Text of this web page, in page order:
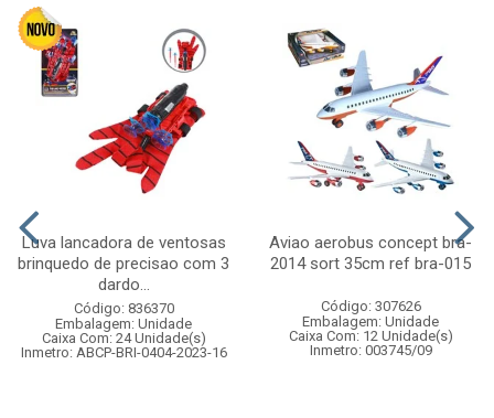
Luva lancadora de ventosas
brinquedo de precisao com 3
dardo...
Código: 836370
Embalagem: Unidade
Caixa Com: 24 Unidade(s)
Inmetro: ABCP-BRI-0404-2023-16
Aviao aerobus concept bra-
2014 sort 35cm ref bra-015
Código: 307626
Embalagem: Unidade
Caixa Com: 12 Unidade(s)
Inmetro: 003745/09